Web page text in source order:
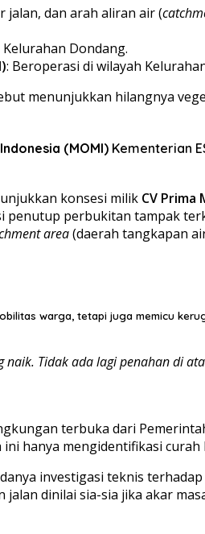
jalan, dan arah aliran air (
Dondang.
: Beroperasi di wilayah
menunjukkan hilangnya
(MOMI) Kementerian
konsesi milik CV Prima
penutup perbukitan tampak
area(daerah tangkapan
warga, tetapi juga memicu
naik. Tidak ada lagi penahan di
terbuka dari
hanya mengidentifikasi
investigasi teknis
jalan dinilai sia-sia jika akar